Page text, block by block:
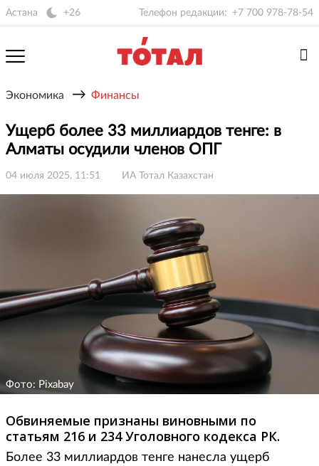
Астана +26 Телефон редакции: +7 700 978-78-54
Экономика → Финансы
Ущерб более 33 миллиардов тенге: в
Алматы осудили членов ОПГ
04 июля 2025, 11:51 ИА Тотал Казахстан
Фото: Pixabay
Обвиняемые признаны виновными по
статьям 216 и 234 Уголовного кодекса РК.
Более 33 миллиардов тенге нанесла ущерб